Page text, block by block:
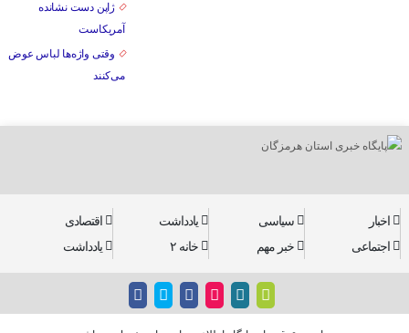
ژاپن دست نشانده
آمریکاست
وقتی واژه‌ها لباس عوض
می‌کنند
اخبار سیاسی یادداشت
اقتصادی
اجتماعی
خبر مهم خانه ۲ یادداشت